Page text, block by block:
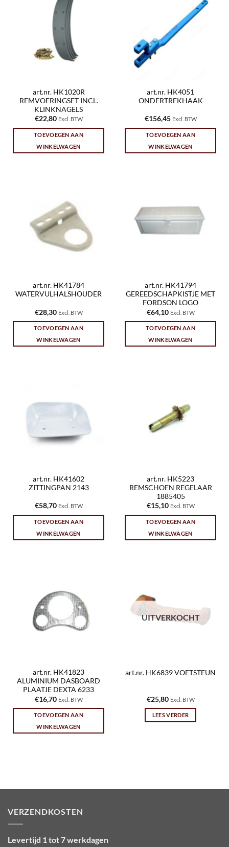
art.nr. HK1020R
REMVOERINGSET INCL.
KLINKNAGELS
€22,80 Excl. BTW
TOEVOEGEN AAN
WINKELWAGEN
art.nr. HK4051
ONDERTREKHAAK
€156,45 Excl. BTW
TOEVOEGEN AAN
WINKELWAGEN
art.nr. HK41784
WATERVULHALSHOUDER
€28,30 Excl. BTW
TOEVOEGEN AAN
WINKELWAGEN
art.nr. HK41794
GEREEDSCHAPKISTJE MET
FORDSON LOGO
€64,10 Excl. BTW
TOEVOEGEN AAN
WINKELWAGEN
art.nr. HK41602
ZITTINGPAN 2143
€58,70 Excl. BTW
TOEVOEGEN AAN
WINKELWAGEN
art.nr. HK5223
REMSCHOEN REGELAAR
1885405
€15,10 Excl. BTW
TOEVOEGEN AAN
WINKELWAGEN
art.nr. HK41823
ALUMINIUM DASBOARD
PLAATJE DEXTA 6233
€16,70 Excl. BTW
TOEVOEGEN AAN
WINKELWAGEN
UITVERKOCHT
art.nr. HK6839 VOETSTEUN
€25,80 Excl. BTW
LEES VERDER
VERZENDKOSTEN
Levertijd 1 tot 7 werkdagen